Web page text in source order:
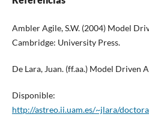
Ambler Agile, S.W. (2004) Model
Cambridge: University Press.
De Lara, Juan. (ff.aa.) Model Driven
Disponible:
http://astreo.ii.uam.es/~jlara/